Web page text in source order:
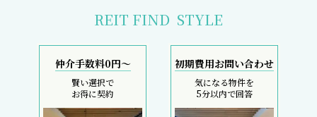
REIT FIND STYLE
仲介手数料0円～
賢い選択で
お得に契約
初期費用お問い合わせ
気になる物件を
5分以内で回答